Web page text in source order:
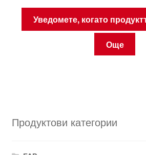
Уведомете, когато
Още
Продуктови категории